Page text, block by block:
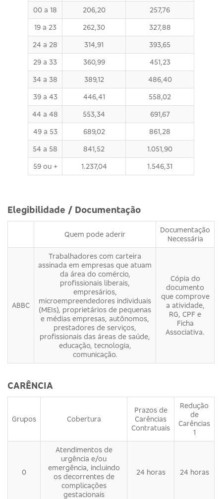
00 a 18
206,20 257,76
19 a 23 262,30 327,88
24 a 28 314,91 393,65
29 a 33 360,99 451,23
34 a 38 389,12 486,40
39 a 43 446,41 558,02
44 a 48 553,34 691,67
49 a 53 689,02 861,28
54 a 58 841,52 1.051,90
59 ou + 1.237,04 1.546,31
Elegibilidade / Documentação
Quem pode aderir
Documentação
Necessária
ABBC
Trabalhadores com carteira
assinada em empresas que atuam
da área do comércio,
profissionais liberais,
empresários,
microempreendedores individuais
(MEIs), proprietários de pequenas
e médias empresas, autônomos,
prestadores de serviços,
profissionais das áreas de saúde,
educação, tecnologia,
comunicação.
Cópia do
documento
que comprove
a atividade,
RG, CPF e
Ficha
Associativa.
CARÊNCIA
Grupos Cobertura
Prazos de
Carências
Contratuais
Redução
de
Carências
1
0
Atendimentos de
urgência e/ou
emergência, incluindo
os decorrentes de
complicações
gestacionais
24 horas 24 horas